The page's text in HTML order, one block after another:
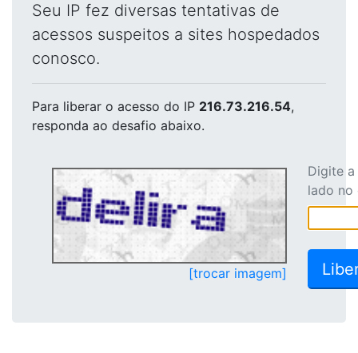
Seu IP fez diversas tentativas de
acessos suspeitos a sites hospedados
conosco.
Para liberar o acesso do IP 216.73.216.54,
responda ao desafio abaixo.
[trocar imagem]
Digite
lado no